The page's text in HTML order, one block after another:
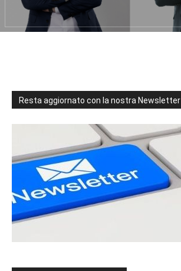
Resta aggiornato con la nostra Newsletter